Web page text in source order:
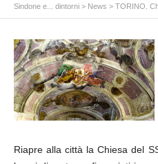
Sindone e... dintorni > News > TORINO.
Riapre alla città la Chiesa del